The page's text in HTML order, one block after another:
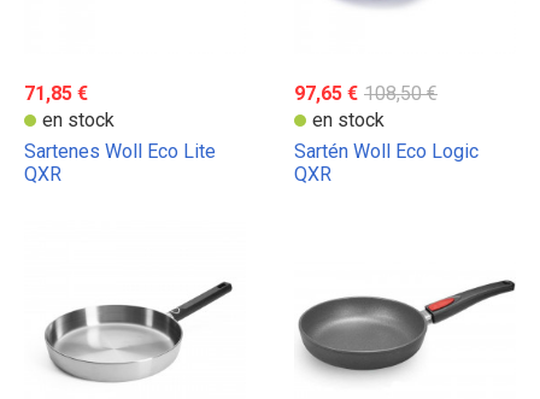
71,85 €
en stock
Sartenes Woll Eco Lite
QXR
97,65 € 108,50 €
en stock
Sartén Woll Eco Logic
QXR